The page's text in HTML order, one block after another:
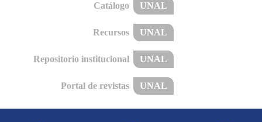
Catálogo UNAL
Recursos UNAL
Repositorio institucional UNAL
Portal de revistas UNAL